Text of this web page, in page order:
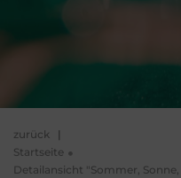
zurück |
Startseite
Detailansicht "Sommer,